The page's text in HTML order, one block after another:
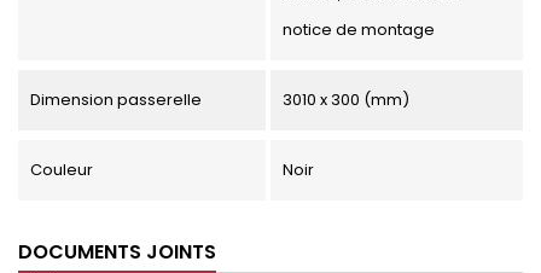
notice de montage
Dimension passerelle 3010 x 300 (mm)
Couleur Noir
DOCUMENTS JOINTS